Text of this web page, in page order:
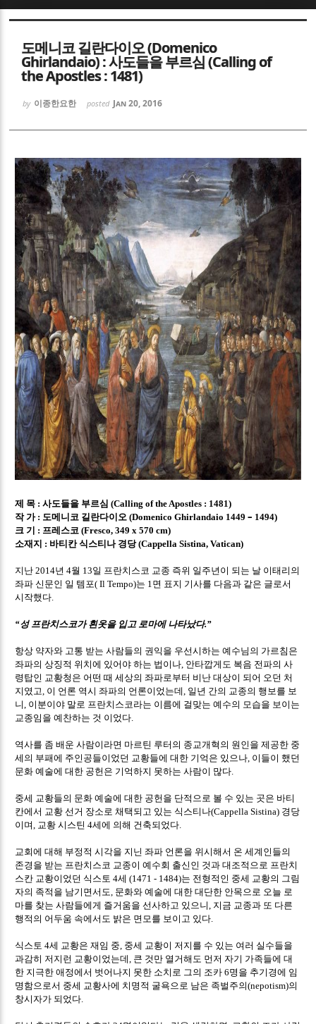
도메니코 길란다이오 (Domenico
Ghirlandaio) : 사도들을 부르심 (Calling of
the Apostles : 1481)
by 이종한요한 posted Jan 20, 2016
제 목 :사도들을 부르심(Calling of the Apostles : 1481)
작 가 : 도메니코 길란다이오(Domenico Ghirlandaio 1449– 1494)
크 기 : 프레스코(Fresco, 349 x 570 cm)
소재지 : 바티칸 식스티나 경당(Cappella Sistina, Vatican)
지난2014년4월 13일 프란치스코 교종 즉위 일주년이 되는 날 이태리의
좌파 신문인 일 템포( Il Tempo)는 1 면 표지 기사를 다음과 같은 글로서
시작했다
“성 프란치스코가 흰옷을 입고 로마에 나타났다.”
항상 약자와 고통 받는 사람들의 권익을 우선시하는 예수님의 가르침은
좌파의 상징적 위치에 있어야 하는 법이나 안타깝게도 복음 전파의 사
령탑인 교황청은 어떤 때 세상의 좌파로부터 비난 대상이 되어 오던 처
지였고 이 언론 역시 좌파의 언론이었는데 일년 간의 교종의 행보를 보
니 이분이야 말로 프란치스코라는 이름에 걸맞는 예수의 모습을 보이는
교종임을 예찬하는 것 이었다
역사를 좀 배운 사람이라면 마르틴 루터의 종교개혁의 원인을 제공한 중
세의 부패에 주인공들이었던 교황들에 대한 기억은 있으나 이들이 했던
문화 예술에 대한 공헌은 기억하지 못하는 사람이 많다
중세 교황들의 문화 예술에 대한 공헌을 단적으로 볼 수 있는 곳은 바티
칸에서 교황 선거 장소로 채택되고 있는 식스티나(Cappella Sistina) 경당
이며 교황 시스틴4세에 의해 건축되었다
교회에 대해 부정적 시각을 지닌 좌파 언론을 위시해서 온 세계인들의
존경을 받는 프란치스코 교종이 예수회 출신인 것과 대조적으로 프란치
스칸 교황이었던 식스토4세(1471 - 1484)는 전형적인 중세 교황의 그림
자의 족적을 남기면서도 문화와 예술에 대한 대단한 안목으로 오늘 로
마를 찾는 사람들에게 즐거움을 선사하고 있으니 지금 교종과 또 다른
행적의 어두움 속에서도 밝은 면모를 보이고 있다
식스토4세 교황은 재임 중 중세 교황이 저지를 수 있는 여러 실수들을
과감히 저지런 교황이었는데 큰 것만 열거해도 먼저 자기 가족들에 대
한 지극한 애정에서 벗어나지 못한 소치로 그의 조카6명을 추기경에 임
명함으로서 중세 교황사에 치명적 굴욕으로 남은 족벌주의(nepotism)의
창시자가 되었다
Sketchbook5, 스케치북5
Sketchbook5, 스케치북5
Sketchbook5, 스케치북5
Sketchbook5, 스케치북5